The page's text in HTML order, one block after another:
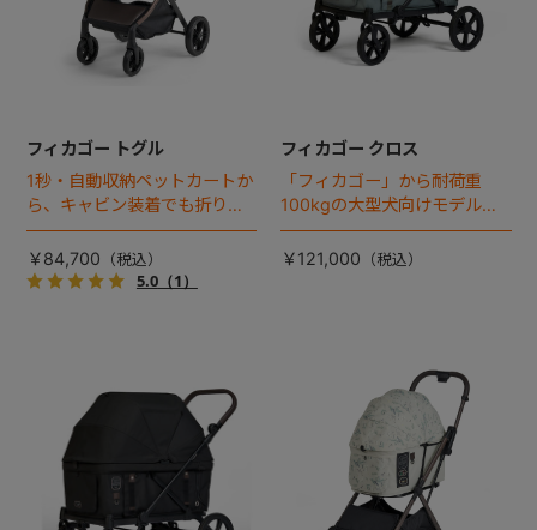
フィカゴー トグル
1秒・自動収納ペットカートか
ら、キャビン装着でも折りた
ためるモデルが登場！
￥84,700
5.0（1）
フィカゴー クロス
「フィカゴー」から耐荷重
100kgの大型犬向けモデルが
登場。
￥121,000